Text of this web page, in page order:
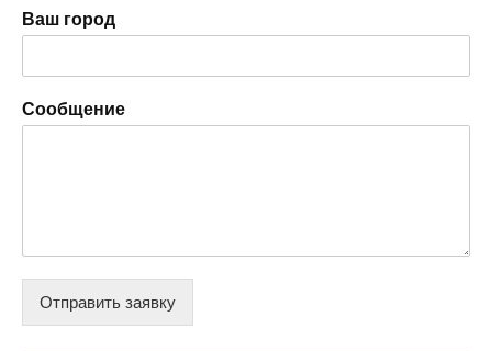
Ваш город
Сообщение
Отправить заявку